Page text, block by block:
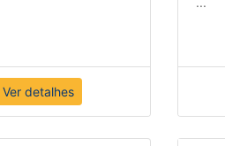
Ver detalhes